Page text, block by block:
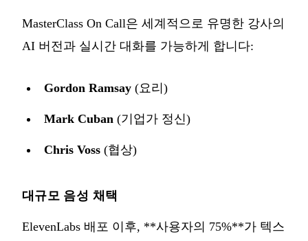
MasterClass On Call은 세계적으로 유명한 강사의
AI 버전과 실시간 대화를 가능하게 합니다:
Gordon Ramsay (요리)
Mark Cuban (기업가 정신)
Chris Voss (협상)
대규모 음성 채택
ElevenLabs 배포 이후, **사용자의 75%**가 텍스